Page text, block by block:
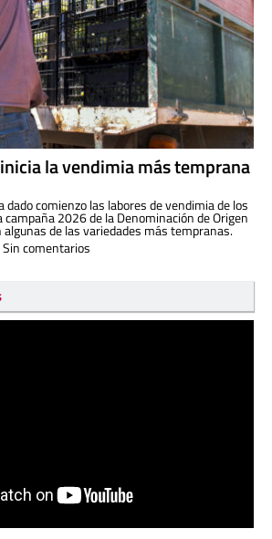
la vendimia más temprana
dado comienzo las labores de vendimia de los
2026 de la Denominación de Origen
algunas de las variedades más tempranas.
Sin comentarios